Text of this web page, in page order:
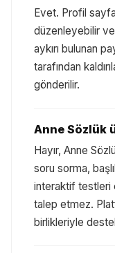
Evet. Profil
düzenleyebilir
aykırı bulunan
tarafından
gönderilir.
Anne Sözlük
Hayır, Anne
soru sorma,
interaktif testleri
talep etmez.
birlikleriyle